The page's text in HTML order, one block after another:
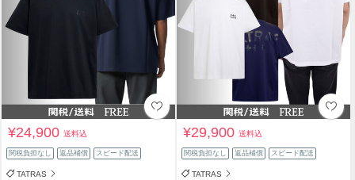
¥24,900送料込
関税負担なし 返品補償 スピード配送
TATRAS
¥29,900送料込
関税負担なし 返品補償 スピード配送
TATRAS